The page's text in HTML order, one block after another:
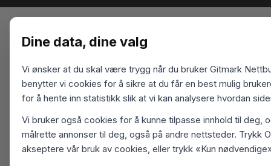
Dine data, dine valg
Vi ønsker at du skal være trygg når du bruker Gitmark
benytter vi cookies for å sikre at du får en best mulig
for å hente inn statistikk slik at vi kan analysere hvordan
Vi bruker også cookies for å kunne tilpasse innhold til deg,
målrette annonser til deg, også på andre nettsteder. Trykk
akseptere vår bruk av cookies, eller trykk «Kun